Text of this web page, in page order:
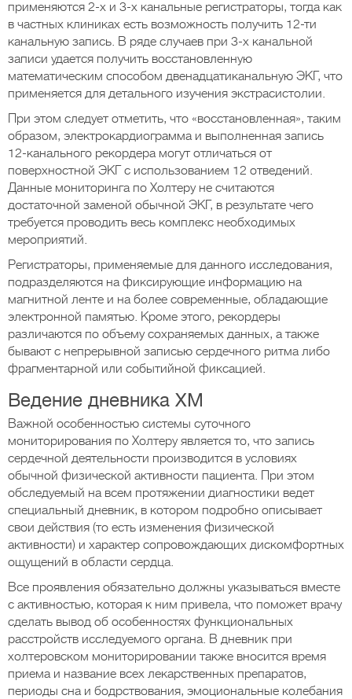
применяются 2-х и 3-х канальные регистраторы, тогда как
в частных клиниках есть возможность получить 12-ти
канальную запись. В ряде случаев при 3-х канальной
записи удается получить восстановленную
математическим способом двенадцатиканальную ЭКГ, что
применяется для детального изучения экстрасистолии.
При этом следует отметить, что «восстановленная», таким
образом, электрокардиограмма и выполненная запись
12-канального рекордера могут отличаться от
поверхностной ЭКГ с использованием 12 отведений.
Данные мониторинга по Холтеру не считаются
достаточной заменой обычной ЭКГ, в результате чего
требуется проводить весь комплекс необходимых
мероприятий.
Регистраторы, применяемые для данного исследования,
подразделяются на фиксирующие информацию на
магнитной ленте и на более современные, обладающие
электронной памятью. Кроме этого, рекордеры
различаются по объему сохраняемых данных, а также
бывают с непрерывной записью сердечного ритма либо
фрагментарной или событийной фиксацией.
Ведение дневника ХМ
Важной особенностью системы суточного
мониторирования по Холтеру является то, что запись
сердечной деятельности производится в условиях
обычной физической активности пациента. При этом
обследуемый на всем протяжении диагностики ведет
специальный дневник, в котором подробно описывает
свои действия (то есть изменения физической
активности) и характер сопровождающих дискомфортных
ощущений в области сердца.
Все проявления обязательно должны указываться вместе
с активностью, которая к ним привела, что поможет врачу
сделать вывод об особенностях функциональных
расстройств исследуемого органа. В дневник при
холтеровском мониторировании также вносится время
приема и название всех лекарственных препаратов,
периоды сна и бодрствования, эмоциональные колебания